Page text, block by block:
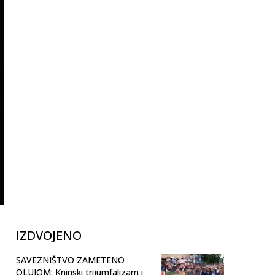
IZDVOJENO
SAVEZNIŠTVO ZAMETENO
OLUJOM: Kninski trijumfalizam i